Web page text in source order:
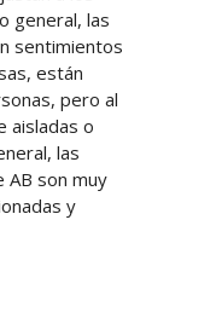
general, las
sentimientos
están
pero al
aisladas o
las
AB son muy
y